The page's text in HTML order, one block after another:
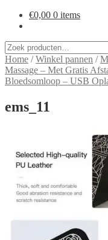
€0,00 0 items
Zoeken
naar:
Home /Winkel pannen /
Massage – Met Gratis
Bloedsomloop – USB
ems_11